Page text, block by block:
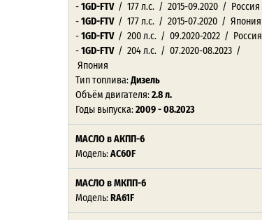
-1GD-FTV / 177 л.с. / 2015-09.2020 / Россия
-1GD-FTV / 177 л.с. / 2015-07.2020 / Япония
-1GD-FTV / 200 л.с. / 09.2020-2022 / Россия
-1GD-FTV / 204 л.с. / 07.2020-08.2023 /
Япония
Тип топлива:Дизель
Объём двигателя:2.8 л.
Годы выпуска:2009 - 08.2023
МАСЛО в АКПП-6
Модель:AC60F
МАСЛО в МКПП-6
Модель:RA61F